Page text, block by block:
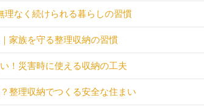
理なく続けられる暮らしの習慣
家族を守る整理収納の習慣
！災害時に使える収納の工夫
整理収納でつくる安全な住まい